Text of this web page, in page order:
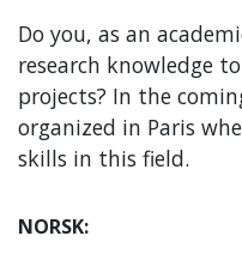
Do you, as an
research knowledge
projects? In the
organized in Paris
skills in this field.
NORSK: